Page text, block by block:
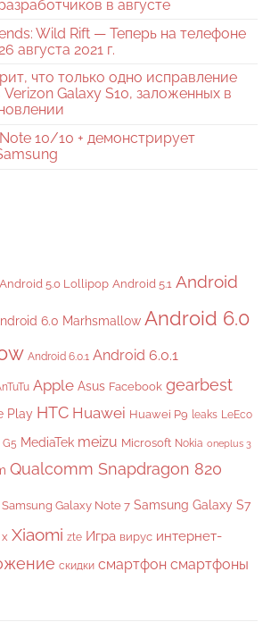
в августе
Wild Rift — Теперь на телефоне
августа 2021 г.
что только одно исправление
Galaxy S10, заложенных в
10/10 + демонстрирует
Android 5.0 Lollipop Android 5.1 Android
6.0 Marhsmallow Android 6.0
Android 6.0.1 Android 6.0.1
Apple Asus Facebook gearbest
Play HTC Huawei Huawei P9 leaks LeEco
G5 MediaTek meizu Microsoft Nokia oneplus 3
Qualcomm Snapdragon 820
Samsung Galaxy Note 7 Samsung Galaxy S7
Xiaomi zte Игра вирус интернет-
скидки смартфон смартфоны